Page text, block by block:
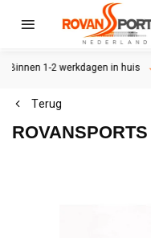
Binnen 1-2 werkdagen in huis
Terug
ROVANSPORTS